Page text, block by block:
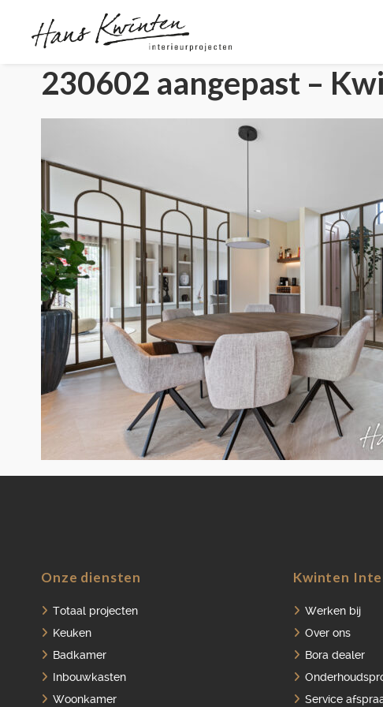
230602 aangepast –
Onze diensten
Totaal projecten
Keuken
Badkamer
Inbouwkasten
Woonkamer
Kwinten
Werken bij
Over ons
Bora dealer
Service